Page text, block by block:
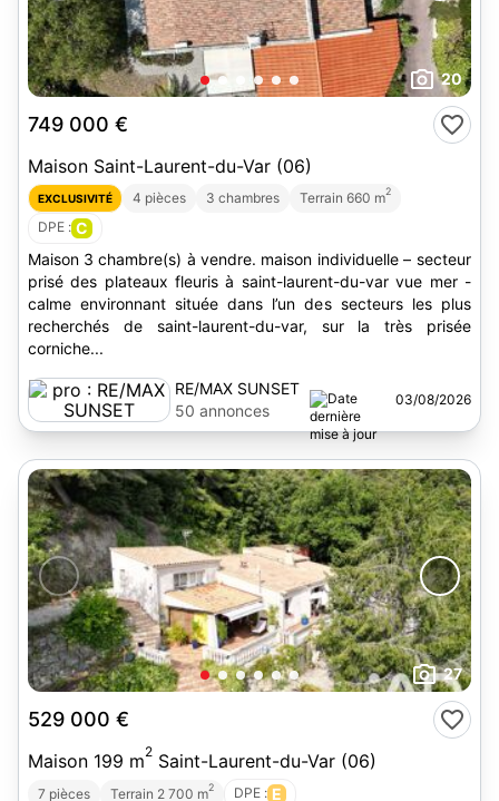
20
749 000 €
Maison Saint-Laurent-du-Var (06)
EXCLUSIVITÉ 4 pièces 3 chambres Terrain 660 m2
DPE : C
Maison 3 chambre(s) à vendre. maison individuelle – secteur
prisé des plateaux fleuris à saint-laurent-du-var vue mer -
calme environnant située dans l’un des secteurs les plus
recherchés de saint-laurent-du-var, sur la très prisée
corniche...
RE/MAX SUNSET
50 annonces
03/08/2026
27
529 000 €
Maison 199 m2 Saint-Laurent-du-Var (06)
7 pièces Terrain 2 700 m2 DPE : E